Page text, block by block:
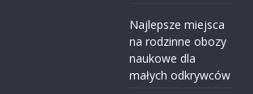
Najlepsze miejsca
na rodzinne obozy
naukowe dla
małych odkrywców